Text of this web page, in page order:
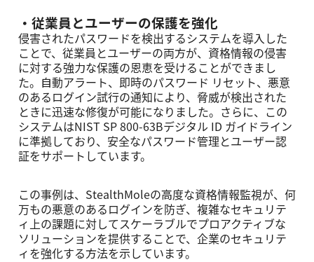
・従業員とユーザーの保護を強化
侵害されたパスワードを検出するシステムを導⼊した
ことで、従業員とユーザーの両⽅が、資格情報の侵害
に対する強⼒な保護の恩恵を受けることができまし
た。⾃動アラート、即時のパスワード リセット、悪意
のあるログイン試⾏の通知により、脅威が検出された
ときに迅速な修復が可能になりました。さらに、この
システムはNIST SP 800-63Bデジタル ID ガイドライン
に準拠しており、安全なパスワード管理とユーザー認
証をサポートしています。
この事例は、StealthMoleの⾼度な資格情報監視が、何
万もの悪意のあるログインを防ぎ、複雑なセキュリテ
ィ上の課題に対してスケーラブルでプロアクティブな
ソリューションを提供することで、企業のセキュリテ
ィを強化する⽅法を⽰しています。